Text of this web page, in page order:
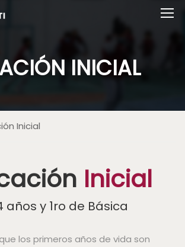
INICIAL
Inicial
Inicial
años y 1ro de Básica
los primeros años de vida son